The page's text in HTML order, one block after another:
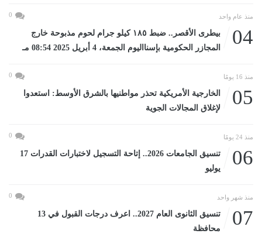
منذ عام واحد 0
04
بيطرى الأقصر.. ضبط ١٨٥ كيلو جرام لحوم مذبوحة خارج
المجازر الحكومية بإسنااليوم الجمعة، 4 أبريل 2025 08:54 مـ
منذ 16 يومًا 0
05
الخارجية الأمريكية تحذر مواطنيها بالشرق الأوسط: استعدوا
لإغلاق المجالات الجوية
منذ 24 يومًا 0
06
تنسيق الجامعات 2026.. إتاحة التسجيل لاختبارات القدرات 17
يوليو
منذ شهر واحد 0
07
تنسيق الثانوى العام 2027.. اعرف درجات القبول في 13
محافظة